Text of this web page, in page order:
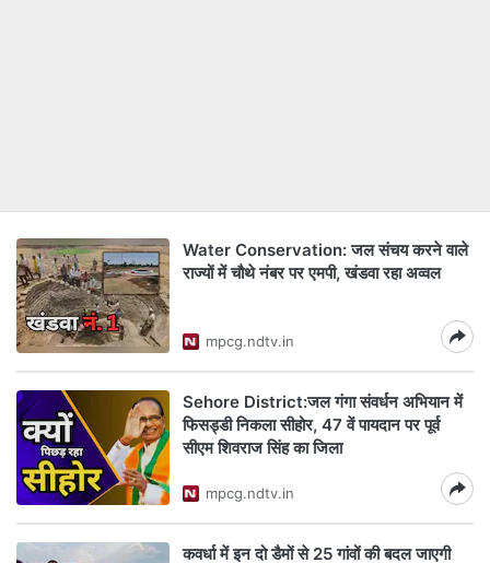
Water Conservation: जल संचय करने वाले
राज्यों में चौथे नंबर पर एमपी, खंडवा रहा अव्वल
mpcg.ndtv.in
Sehore District:जल गंगा संवर्धन अभियान में
फिसड्डी निकला सीहोर, 47 वें पायदान पर पूर्व
सीएम शिवराज सिंह का जिला
mpcg.ndtv.in
कवर्धा में इन दो डैमों से 25 गांवों की बदल जाएगी